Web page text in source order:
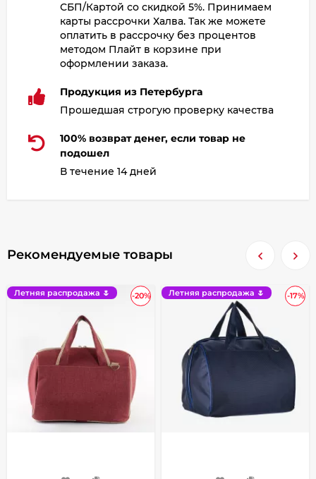
СБП/Картой со скидкой 5%. Принимаем
карты рассрочки Халва. Так же можете
оплатить в рассрочку без процентов
методом Плайт в корзине при
оформлении заказа.
Продукция из Петербурга
Прошедшая строгую проверку качества
100% возврат денег, если товар не
подошел
В течение 14 дней
Рекомендуемые товары
-20%
Летняя распродажа 🌷 -17%
Летняя распродажа 🌷